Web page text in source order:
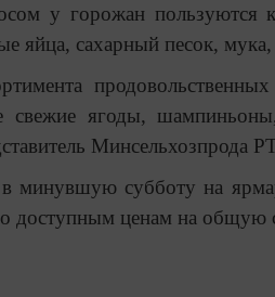
у горожан
яйца, сахарный песок, мука,
свежие ягоды,
Минсельхозпрода
минувшую субботу на
доступным ценам на